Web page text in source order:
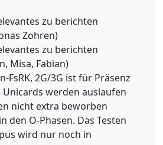
zu berichten
Zohren)
zu berichten
Misa, Fabian)
FsRK, 2G/3G ist für Präsenz
Unicards werden auslaufen
nicht extra beworben
den O-Phasen. Das Testen
wird nur noch in